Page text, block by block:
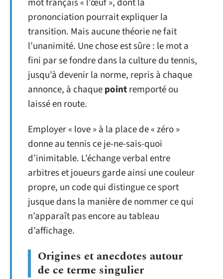
prononciation pourrait expliquer la
transition. Mais aucune théorie ne fait
l’unanimité. Une chose est sûre : le mot a
fini par se fondre dans la culture du tennis,
jusqu’à devenir la norme, repris à chaque
annonce, à chaquepointremporté ou
laissé en route.
Employer « love » à la place de « zéro »
donne au tennis ce je-ne-sais-quoi
d’inimitable. L’échange verbal entre
arbitres et joueurs garde ainsi une couleur
propre, un code qui distingue ce sport
jusque dans la manière de nommer ce qui
n’apparaît pas encore au tableau
d’affichage.
Origines et anecdotes autour
de ce terme singulier